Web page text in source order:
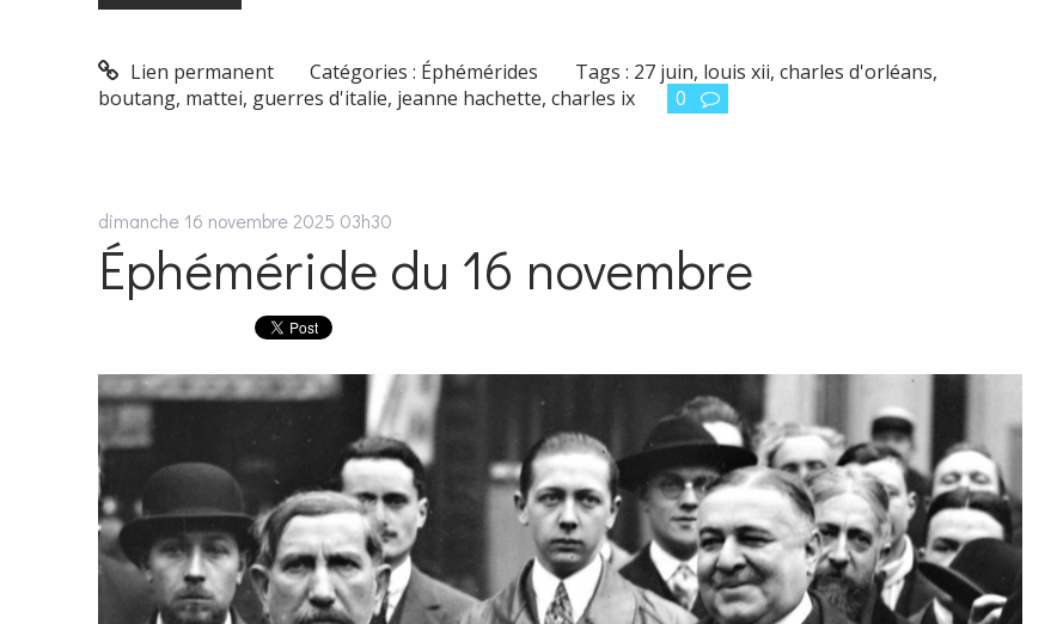
Lien permanent Catégories : Éphémérides Tags : 27 juin, louis xii,charles d'orléans,
boutang, mattei, guerres d'italie, jeanne hachette, charles ix 0
dimanche 16 novembre 2025 03h30
Éphéméride du 16 novembre